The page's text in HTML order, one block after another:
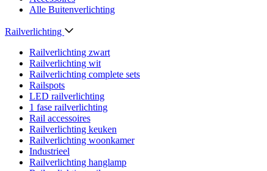
Alle Buitenverlichting
Railverlichting
Railverlichting zwart
Railverlichting wit
Railverlichting complete sets
Railspots
LED railverlichting
1 fase railverlichting
Rail accessoires
Railverlichting keuken
Railverlichting woonkamer
Industrieel
Railverlichting hanglamp